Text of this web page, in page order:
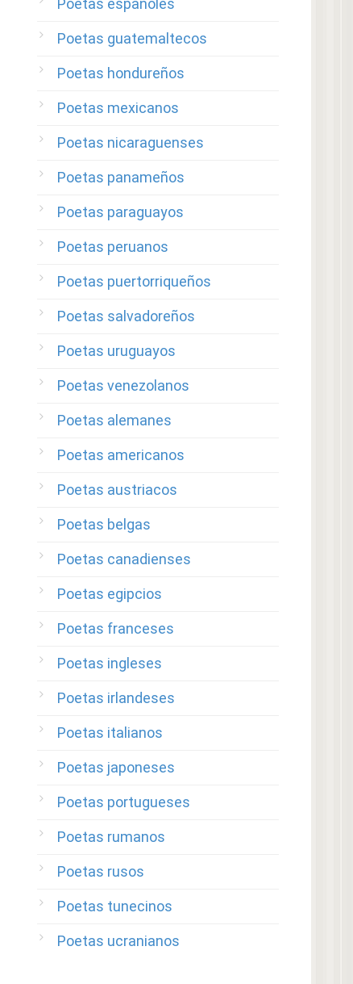
Poetas españoles
Poetas guatemaltecos
Poetas hondureños
Poetas mexicanos
Poetas nicaraguenses
Poetas panameños
Poetas paraguayos
Poetas peruanos
Poetas puertorriqueños
Poetas salvadoreños
Poetas uruguayos
Poetas venezolanos
Poetas alemanes
Poetas americanos
Poetas austriacos
Poetas belgas
Poetas canadienses
Poetas egipcios
Poetas franceses
Poetas ingleses
Poetas irlandeses
Poetas italianos
Poetas japoneses
Poetas portugueses
Poetas rumanos
Poetas rusos
Poetas tunecinos
Poetas ucranianos